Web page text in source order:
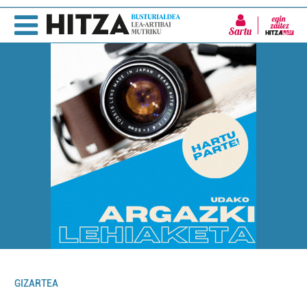
Sartu
GIZARTEA